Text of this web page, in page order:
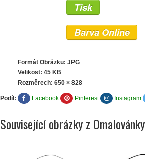
Tisk
Barva Online
Formát Obrázku: JPG
Velikost: 45 KB
Rozměrech: 650 × 828
Podíl: Facebook Pinterest Instagram
Související obrázky z